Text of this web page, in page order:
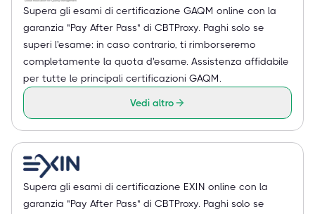
Supera gli esami di certificazione GAQM online con la
garanzia "Pay After Pass" di CBTProxy. Paghi solo se
superi l'esame: in caso contrario, ti rimborseremo
completamente la quota d'esame. Assistenza affidabile
per tutte le principali certificazioni GAQM.
Vedi altro
Supera gli esami di certificazione EXIN online con la
garanzia "Pay After Pass" di CBTProxy. Paghi solo se